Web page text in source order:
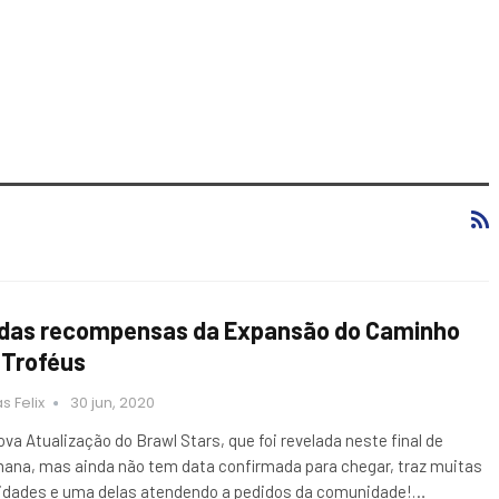
recompensas da Expansão do Caminho
Felix 30 jun, 2020
Atualização do Brawl Stars, que foi revelada neste final de
mas ainda não tem data confirmada para chegar, traz muitas
e uma delas atendendo a pedidos da comunidade!…